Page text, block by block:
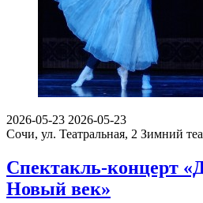
2026-05-23 2026-05-23
Сочи, ул. Театральная, 2 Зимний
Спектакль-концерт
Новый век»